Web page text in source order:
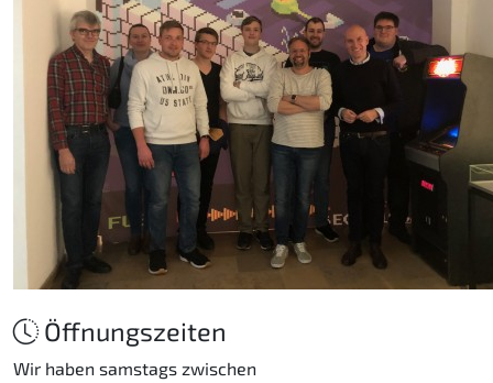
Öffnungszeiten
Wir haben samstags zwischen